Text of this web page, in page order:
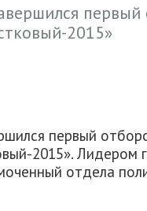
2015»
первый
2015». Лидером
отдела